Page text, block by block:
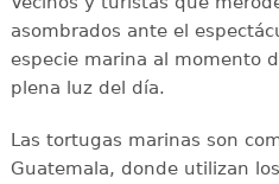
asombrados ante el
especie marina al momento
plena luz del día.
Las tortugas marinas son
Guatemala, donde utilizan